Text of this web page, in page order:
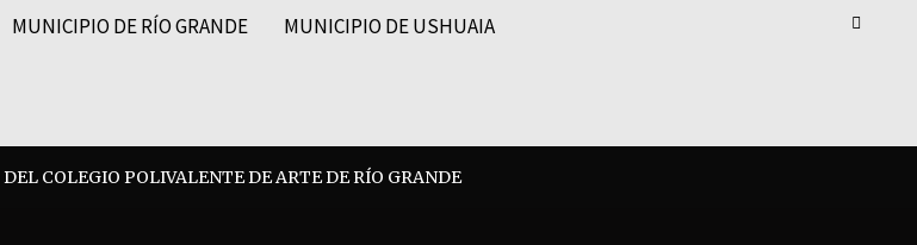
MUNICIPIO DE RÍO GRANDE MUNICIPIO DE USHUAIA
COLEGIO POLIVALENTE DE ARTE DE RÍO GRANDE